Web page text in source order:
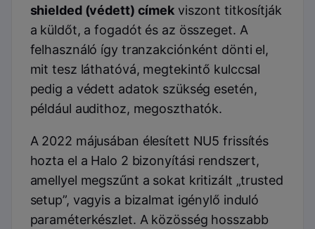
shielded (védett) címek viszont titkosítják
a küldőt, a fogadót és az összeget. A
felhasználó így tranzakciónként dönti el,
mit tesz láthatóvá, megtekintő kulccsal
pedig a védett adatok szükség esetén,
például audithoz, megoszthatók.
A 2022 májusában élesített NU5 frissítés
hozta el a Halo 2 bizonyítási rendszert,
amellyel megszűnt a sokat kritizált „trusted
setup”, vagyis a bizalmat igénylő induló
paraméterkészlet. A közösség hosszabb